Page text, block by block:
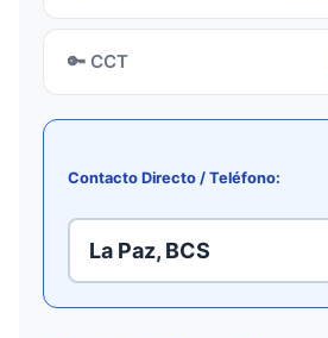
🔑 CCT
Contacto Directo / Teléfono:
La Paz, BCS